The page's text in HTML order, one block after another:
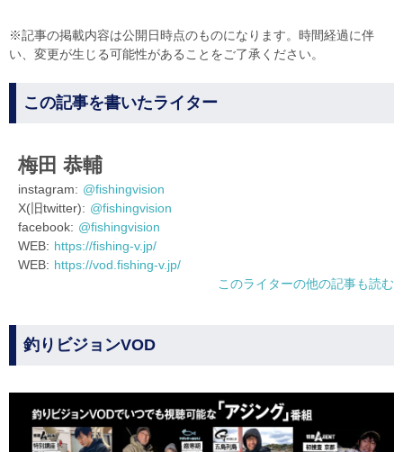
※記事の掲載内容は公開日時点のものになります。時間経過に伴
い、変更が生じる可能性があることをご了承ください。
この記事を書いたライター
梅田 恭輔
instagram: @fishingvision
X(旧twitter): @fishingvision
facebook: @fishingvision
WEB: https://fishing-v.jp/
WEB: https://vod.fishing-v.jp/
このライターの他の記事も読む
釣りビジョンVOD